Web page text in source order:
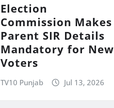
Election
Commission Makes
Parent SIR Details
Mandatory for New
Voters
TV10 Punjab Jul 13, 2026